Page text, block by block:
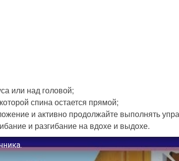
или над головой;
спина остается прямой;
и активно продолжайте выполнять
и разгибание на вдохе и выдохе.